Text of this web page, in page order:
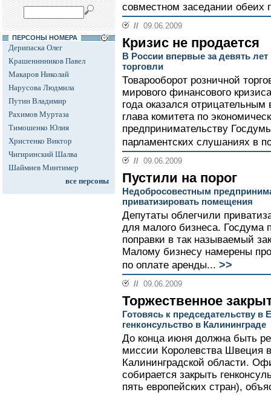
ПЕРСОНЫ НОМЕРА
Дерипаска Олег
Крашенинников Павел
Макаров Николай
Нарусова Людмила
Путин Владимир
Рахимов Муртаза
Тимошенко Юлия
Христенко Виктор
Чигиринский Шалва
Шаймиев Минтимер
все персоны
совместном заседании обеих
// 09.06.2009
Кризис не продается
В России впервые за девять
торговли
Товарооборот розничной
мирового финансового
года оказался
глава комитета по
предпринимательству
парламентских слушаниях в
// 09.06.2009
Пустили на порог
Недобросовестным
приватизировать помещения
Депутаты облегчили
для малого бизнеса. Госдума
поправки в так называемый
Малому бизнесу намерены
по оплате аренды... >>
// 09.06.2009
Торжественное
Готовясь к председательству
генконсульство в Калининграде
До конца июня должна быть
миссии Королевства Швеция
Калининградской области.
собирается закрыть
пять европейских стран),